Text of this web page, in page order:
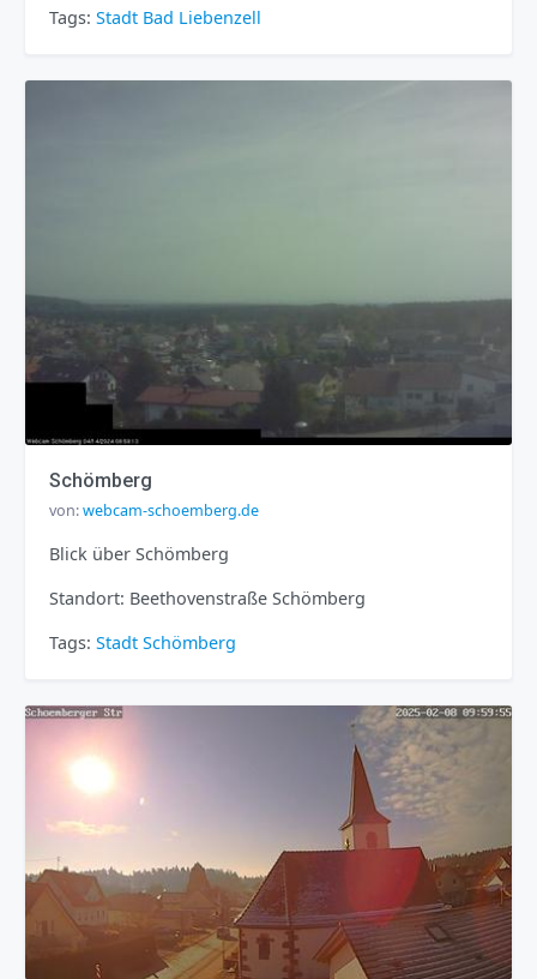
Tags: Stadt Bad Liebenzell
Schömberg
von:webcam-schoemberg.de
Blick über Schömberg
Standort: Beethovenstraße Schömberg
Tags: Stadt Schömberg